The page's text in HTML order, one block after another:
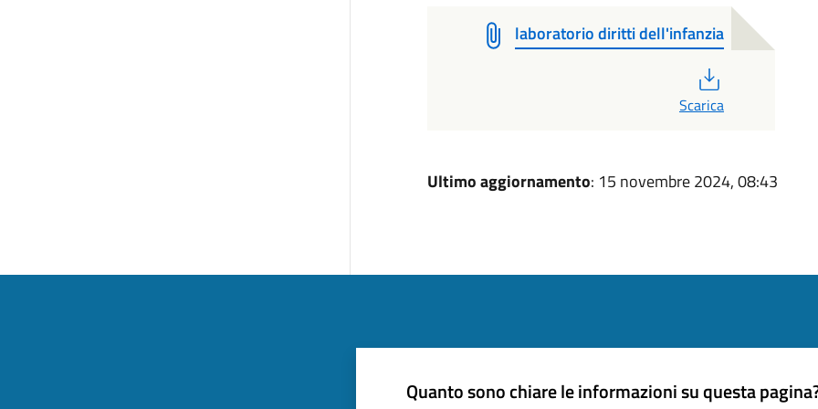
laboratorio diritti dell'infanzia
Scarica
Ultimo aggiornamento: 15 novembre 2024, 08:43
Quanto sono chiare le informazioni su questa